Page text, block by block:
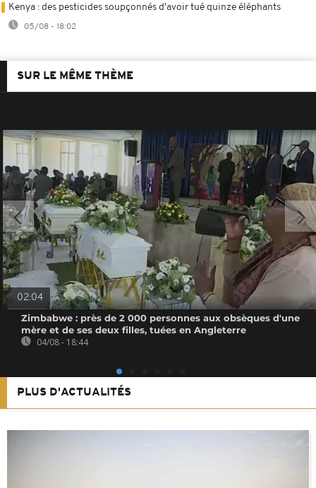
Kenya : des pesticides soupçonnés d'avoir tué quinze éléphants
05/08 - 18:02
SUR LE MÊME THÈME
02:04
Zimbabwe : près de 2 000 personnes aux obsèques d'une
mère et de ses deux filles, tuées en Angleterre
04/08 - 18:44
PLUS D'ACTUALITÉS